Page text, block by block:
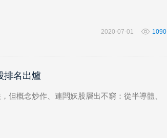
1090
2020-07-01
排名出爐
但概念炒作、連闆妖股層出不窮：從半導體、